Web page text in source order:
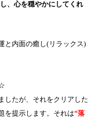
、心を穏やかにしてくれ
と内面の癒し(リラックス)
したが、それをクリアした
を提示します。それは“落